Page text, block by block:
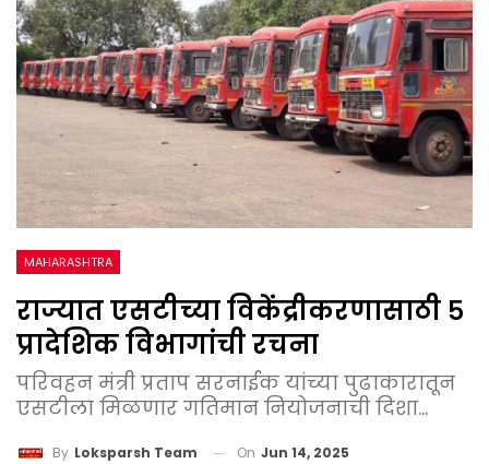
MAHARASHTRA
राज्यात एसटीच्या विकेंद्रीकरणासाठी ५
प्रादेशिक विभागांची रचना
परिवहन मंत्री प्रताप सरनाईक यांच्या पुढाकारातून
एसटीला मिळणार गतिमान नियोजनाची दिशा...
By Loksparsh Team On Jun 14, 2025